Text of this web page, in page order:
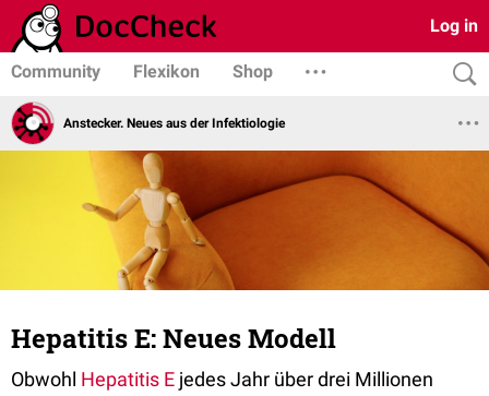
Log in
Community Flexikon Shop
Anstecker. Neues aus der Infektiologie
Hepatitis E: Neues Modell
Obwohl Hepatitis E jedes Jahr über drei Millionen